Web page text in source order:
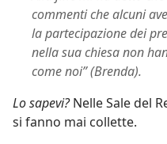
commenti che alcuni
la partecipazione dei
nella sua chiesa non
come noi” (Brenda).
Lo sapevi?Nelle Sale del
si fanno mai collette.